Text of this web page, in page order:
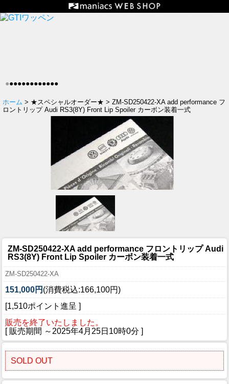
●●●●●●●●●●●●●
ホーム > ★スペシャルオーダー★ > ZM-SD250422-XA add performance フ
ロントリップ Audi RS3(8Y) Front Lip Spoiler カーボン装着一式
ZM-SD250422-XA add performance フロントリップ Audi
RS3(8Y) Front Lip Spoiler カーボン装着一式
ZM-SD250422-XA
151,000円 (消費税込:166,100円)
[1,510ポイント進呈 ]
販売を終了いたしました。
[ 販売期間 ～ 2025年4月25日10時0分 ]
SOLD OUT